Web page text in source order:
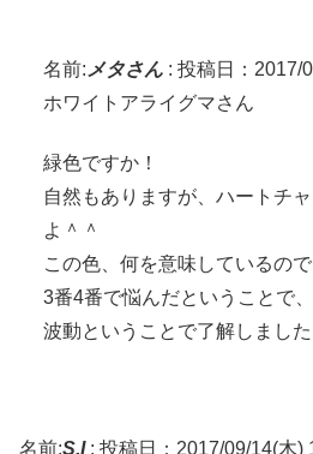
名前: メタさん : 投稿日：2017/
ホワイトアライグマさん
緑色ですか！
自然もありますが、ハートチ
よ＾＾
この色、何を意味しているの
3番4番で悩んだということで
波動ということで了解しまし
名前:S.I: 投稿日：2017/09/14(木)